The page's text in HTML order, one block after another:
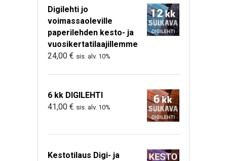
Digilehti jo
voimassaoleville
paperilehden kesto- ja
vuosikertatilaajillemme
24,00 € sis. alv. 10%
6 kk DIGILEHTI
41,00 € sis. alv. 10%
Kestotilaus Digi- ja